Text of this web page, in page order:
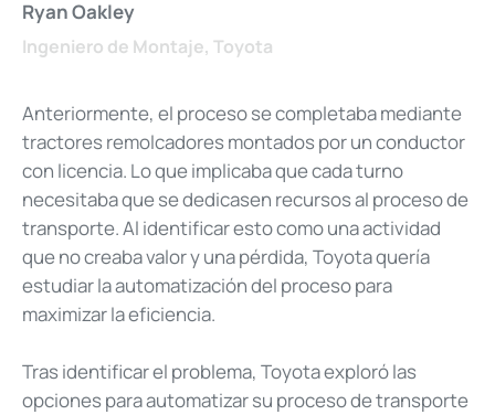
Ryan Oakley
Ingeniero de Montaje, Toyota
Anteriormente, el proceso se completaba mediante
tractores remolcadores montados por un conductor
con licencia. Lo que implicaba que cada turno
necesitaba que se dedicasen recursos al proceso de
transporte. Al identificar esto como una actividad
que no creaba valor y una pérdida, Toyota quería
estudiar la automatización del proceso para
maximizar la eficiencia.
Tras identificar el problema, Toyota exploró las
opciones para automatizar su proceso de transporte